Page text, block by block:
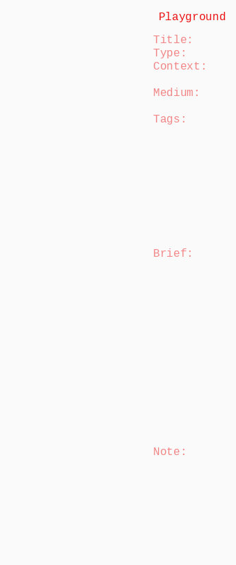
Playground
Title:
Type:
Context:
Medium:
Tags:
Brief :
Note :